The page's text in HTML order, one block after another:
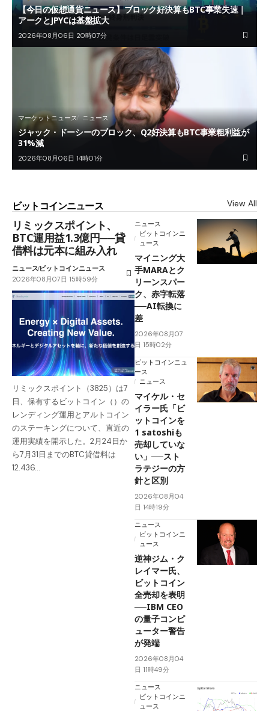
【今日の仮想通貨ニュース】ブロック好決算もBTC事業失速｜
アークとJPYCは基盤拡大
2026年08月06日 20時07分
マーケットニュース ニュース
ジャック・ドーシーのブロック、Q2好決算もBTC事業粗利益が
31%減
2026年08月06日 14時01分
ビットコインニュース View All
リミックスポイント、
BTC運用益1.3億円──貸
借料は元本に組み入れ
ニュースビットコインニュース
2026年08月07日 15時59分
リミックスポイント（3825）は7
日、保有するビットコイン（）の
レンディング運用とアルトコイン
のステーキングについて、直近の
運用実績を開示した。2月24日か
ら7月31日までのBTC貸借料は
12.436…
ニュース
ビットコインニ
ュース
マイニング大
手MARAとク
リーンスパー
ク、赤字転落
──AI転換に
差
2026年08月07
日 15時02分
ビットコインニュ
ース
ニュース
マイケル・セ
イラー氏「ビ
ットコインを
1 satoshiも
売却していな
い」──スト
ラテジーの方
針と区別
2026年08月04
日 14時19分
ニュース
ビットコインニ
ュース
逆神ジム・ク
レイマー氏、
ビットコイン
全売却を表明
──IBM CEO
の量子コンピ
ューター警告
が発端
2026年08月04
日 11時49分
ニュース
ビットコインニ
ュース